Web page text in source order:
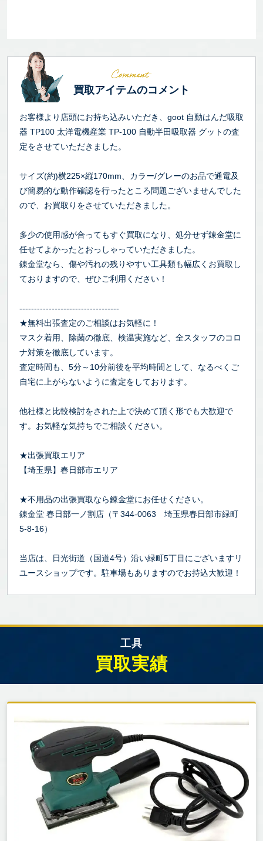
買取アイテムのコメント
お客様より店頭にお持ち込みいただき、goot 自動はんだ吸取
器 TP100 太洋電機産業 TP-100 自動半田吸取器 グットの査
定をさせていただきました。
サイズ(約)横225×縦170mm、カラー/グレーのお品で通電及
び簡易的な動作確認を行ったところ問題ございませんでした
ので、お買取りをさせていただきました。
多少の使用感が合ってもすぐ買取になり、処分せず錬金堂に
任せてよかったとおっしゃっていただきました。
錬金堂なら、傷や汚れの残りやすい工具類も幅広くお買取し
ておりますので、ぜひご利用ください！
----------------------------------
★無料出張査定のご相談はお気軽に！
マスク着用、除菌の徹底、検温実施など、全スタッフのコロ
ナ対策を徹底しています。
査定時間も、5分～10分前後を平均時間として、なるべくご
自宅に上がらないように査定をしております。
他社様と比較検討をされた上で決めて頂く形でも大歓迎で
す。お気軽な気持ちでご相談ください。
★出張買取エリア
【埼玉県】春日部市エリア
★不用品の出張買取なら錬金堂にお任せください。
錬金堂 春日部一ノ割店（〒344-0063 埼玉県春日部市緑町
5-8-16）
当店は、日光街道（国道4号）沿い緑町5丁目にございますリ
ユースショップです。駐車場もありますのでお持込大歓迎！
工具
買取実績